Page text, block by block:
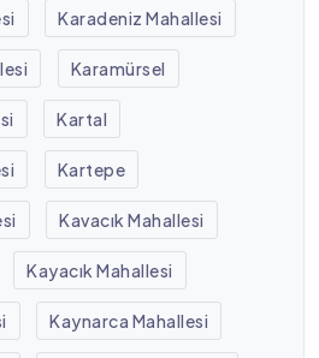
Karadeniz Mahallesi
Karamürsel
Kartal
Kartepe
Kavacık Mahallesi
Kayacık Mahallesi
Kaynarca Mahallesi